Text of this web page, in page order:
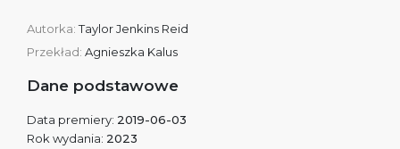
Autorka:Taylor Jenkins Reid
Przekład: Agnieszka Kalus
Dane podstawowe
Data premiery: 2019-06-03
Rok wydania: 2023